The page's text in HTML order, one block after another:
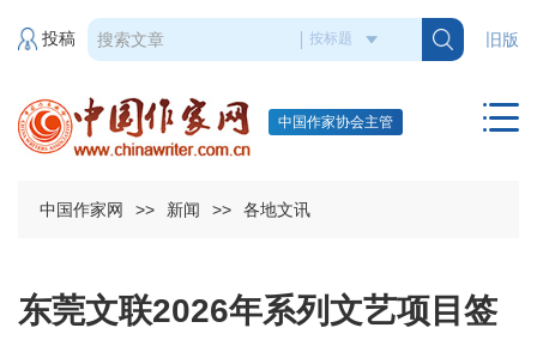
旧版
投稿
中国作家协会主管
中国作家网 >> 新闻 >> 各地文讯
东莞文联2026年系列文艺项目签